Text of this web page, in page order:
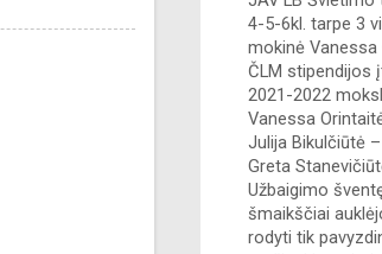
4-5-6kl. tarpe 3
mokinė Vanessa
ČLM stipendijos
2021-2022
Vanessa
Julija Bikulčiūtė
Greta
Užbaigimo
šmaikščiai
rodyti tik